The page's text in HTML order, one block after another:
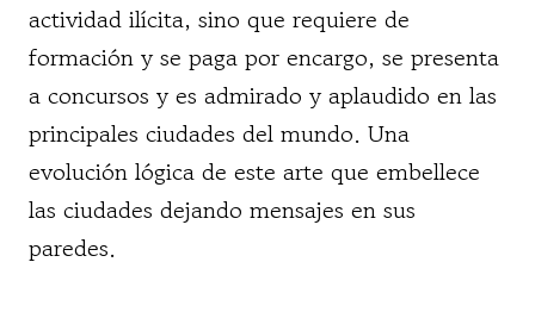
actividad ilícita, sino que requiere de
formación y se paga por encargo, se presenta
a concursos y es admirado y aplaudido en las
principales ciudades del mundo. Una
evolución lógica de este arte que embellece
las ciudades dejando mensajes en sus
paredes.